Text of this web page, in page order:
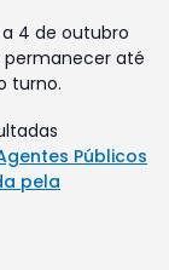
4 de outubro
permanecer até
turno.
Públicos
pela